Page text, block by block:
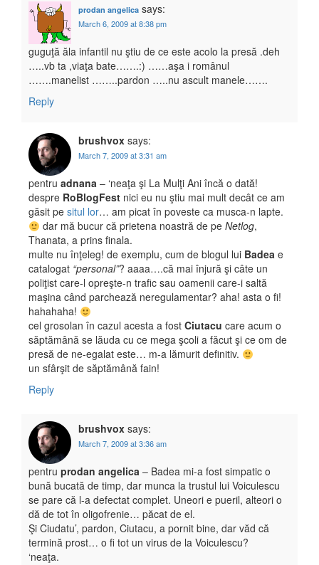
prodan angelica says:
March 6, 2009 at 8:38 pm
guguţă ăla infantil nu ştiu de ce este acolo la presă .deh
…..vb ta ,viaţa bate…….:) ……aşa i românul
…….manelist ……..pardon …..nu ascult manele…….
Reply
brushvox says:
March 7, 2009 at 3:31 am
pentru adnana – ‘neaţa şi La Mulţi Ani încă o dată!
despre RoBlogFest nici eu nu ştiu mai mult decât ce am
găsit pe situl lor… am picat în poveste ca musca-n lapte.
dar mă bucur că prietena noastră de pe Netlog,
Thanata, a prins finala.
multe nu înţeleg! de exemplu, cum de blogul lui Badea e
catalogat “personal”? aaaa….că mai înjură şi câte un
poliţist care-l opreşte-n trafic sau oamenii care-i saltă
maşina când parchează neregulamentar? aha! asta o fi!
hahahaha!
cel grosolan în cazul acesta a fost Ciutacu care acum o
săptămână se lăuda cu ce mega şcoli a făcut şi ce om de
presă de ne-egalat este… m-a lămurit definitiv.
un sfârşit de săptămână fain!
Reply
brushvox says:
March 7, 2009 at 3:36 am
pentru prodan angelica – Badea mi-a fost simpatic o
bună bucată de timp, dar munca la trustul lui Voiculescu
se pare că l-a defectat complet. Uneori e pueril, alteori o
dă de tot în oligofrenie… păcat de el.
Şi Ciudatu’, pardon, Ciutacu, a pornit bine, dar văd că
termină prost… o fi tot un virus de la Voiculescu?
‘neaţa.